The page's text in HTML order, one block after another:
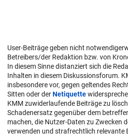
User-Beiträge geben nicht
Betreibers/der Redaktion bzw. von
In diesem Sinne distanziert sich die
Inhalten in diesem Diskussionsforum.
insbesondere vor, gegen geltendes
Sitten oder derNetiquette
KMM zuwiderlaufende Beiträge zu
Schadenersatz gegenüber dem
machen, die Nutzer-Daten zu Zwecken
verwenden und strafrechtlich relevante